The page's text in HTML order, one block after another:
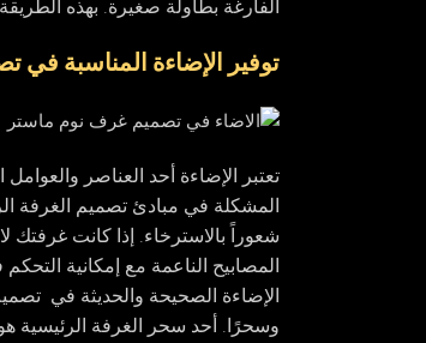
الفارغة بطاولة صغيرة. بهذه
توفير الإضاءة المناسبة
تعتبر الإضاءة أحد العناصر
المشكلة في مبادئ تصميم الغرفة
شعوراً بالاسترخاء. إذا كانت غرفتك
المصابيح الناعمة مع إمكانية
الإضاءة الصحيحة والحديثة في
وسحرًا. أحد سحر الغرفة الرئيسية